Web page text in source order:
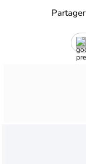
Partager